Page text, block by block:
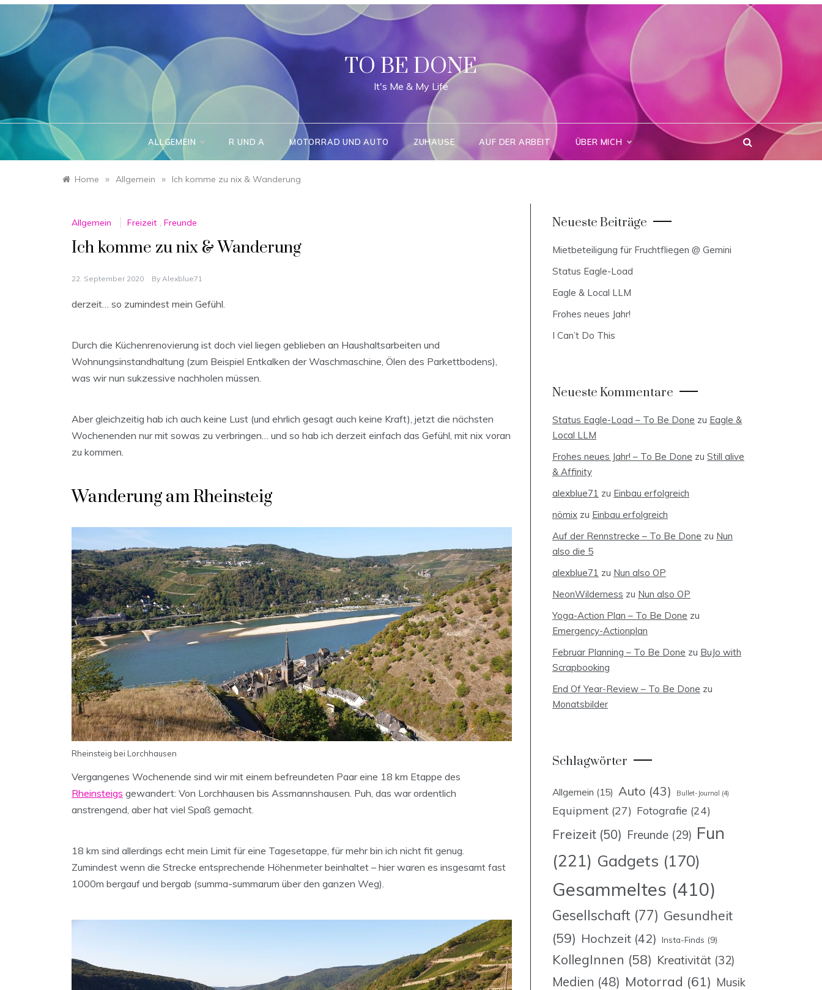
Skip
TO BE DONE
It's Me & My Life
ALLGEMEIN R UND A MOTORRAD UND AUTO ZUHAUSE AUF DER ARBEIT ÜBER MICH
Home » Allgemein » Ich komme zu nix & Wanderung
Allgemein Freizeit , Freunde
Ich komme zu nix & Wanderung
22. September 2020 By Alexblue71
derzeit… so zumindest mein Gefühl.
Durch die Küchenrenovierung ist doch viel liegen geblieben an Haushaltsarbeiten und
Wohnungsinstandhaltung (zum Beispiel Entkalken der Waschmaschine, Ölen des Parkettbodens),
was wir nun sukzessive nachholen müssen.
Aber gleichzeitig hab ich auch keine Lust (und ehrlich gesagt auch keine Kraft), jetzt die nächsten
Wochenenden nur mit sowas zu verbringen… und so hab ich derzeit einfach das Gefühl, mit nix voran
zu kommen.
Wanderung am Rheinsteig
Rheinsteig bei Lorchhausen
Vergangenes Wochenende sind wir mit einem befreundeten Paar eine 18 km Etappe des
Rheinsteigs gewandert: Von Lorchhausen bis Assmannshausen. Puh, das war ordentlich
anstrengend, aber hat viel Spaß gemacht.
18 km sind allerdings echt mein Limit für eine Tagesetappe, für mehr bin ich nicht fit genug.
Zumindest wenn die Strecke entsprechende Höhenmeter beinhaltet – hier waren es insgesamt fast
1000m bergauf und bergab (summa-summarum über den ganzen Weg).
Neueste Beiträge
Mietbeteiligung für Fruchtfliegen @ Gemini
Status Eagle-Load
Eagle & Local LLM
Frohes neues Jahr!
I Can’t Do This
Neueste Kommentare
Status Eagle-Load – To Be Done zu Eagle &
Local LLM
Frohes neues Jahr! – To Be Done zu Still alive
& Affinity
alexblue71 zu Einbau erfolgreich
nömix zu Einbau erfolgreich
Auf der Rennstrecke – To Be Done zu Nun
also die 5
alexblue71 zu Nun also OP
NeonWilderness zu Nun also OP
Yoga-Action Plan – To Be Done zu
Emergency-Actionplan
Februar Planning – To Be Done zu BuJo with
Scrapbooking
End Of Year-Review – To Be Done zu
Monatsbilder
Schlagwörter
Allgemein (15) Auto (43) Bullet-Journal (4)
Equipment (27) Fotografie (24)
Freizeit (50) Freunde (29) Fun
(221) Gadgets (170)
Gesammeltes (410)
Gesellschaft (77) Gesundheit
(59) Hochzeit (42) Insta-Finds (9)
KollegInnen (58) Kreativität (32)
Medien (48) Motorrad (61) Musik